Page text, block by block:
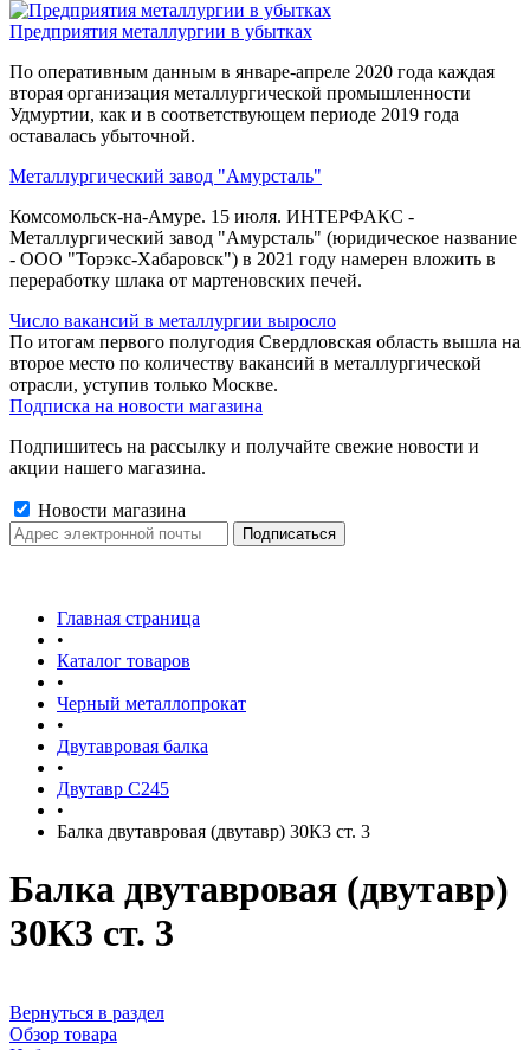
Предприятия металлургии в убытках
По оперативным данным в январе-апреле 2020 года каждая
вторая организация металлургической промышленности
Удмуртии, как и в соответствующем периоде 2019 года
оставалась убыточной.
Металлургический завод "Амурсталь"
Комсомольск-на-Амуре. 15 июля. ИНТЕРФАКС -
Металлургический завод "Амурсталь" (юридическое название
- ООО "Торэкс-Хабаровск") в 2021 году намерен вложить в
переработку шлака от мартеновских печей.
Число вакансий в металлургии выросло
По итогам первого полугодия Свердловская область вышла на
второе место по количеству вакансий в металлургической
отрасли, уступив только Москве.
Подписка на новости магазина
Подпишитесь на рассылку и получайте свежие новости и
акции нашего магазина.
Новости магазина
Главная страница
•
Каталог товаров
•
Черный металлопрокат
•
Двутавровая балка
•
Двутавр С245
•
Балка двутавровая (двутавр) 30К3 ст. 3
Балка двутавровая (двутавр)
30К3 ст. 3
Вернуться в раздел
Обзор товара